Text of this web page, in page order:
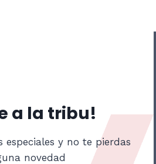
a la tribu!
especiales y no te pierdas
novedad